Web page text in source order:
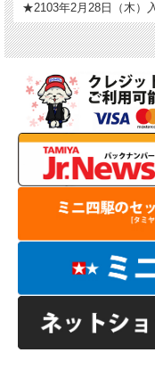
★2103年2月28日（木）